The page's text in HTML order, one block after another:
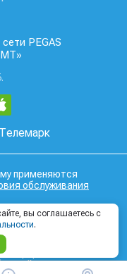
PEGAS
применяются
обслуживания
на нем не
положениями
информации о
к
вы соглашаетесь с
.